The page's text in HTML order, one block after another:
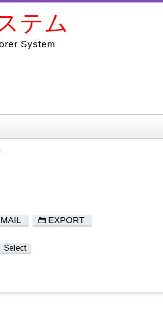
テム
System
MAIL EXPORT
Select